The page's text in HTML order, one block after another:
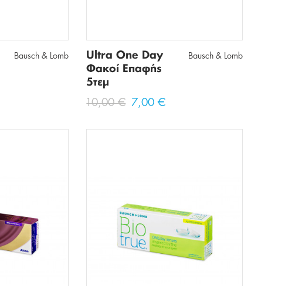
Bausch & Lomb
Ultra One Day
Φακοί Επαφής
5τεμ
Bausch & Lomb
10,00 € 7,00 €